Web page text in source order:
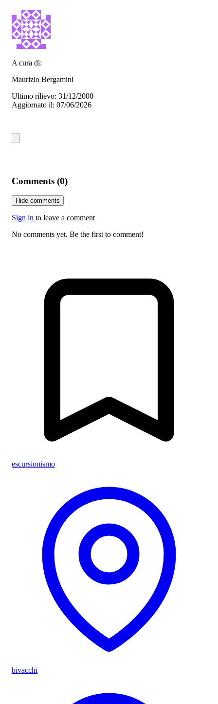
A cura di:
Maurizio Bergamini
Ultimo rilievo: 31/12/2000
Aggiornato il: 07/06/2026
Comments (0)
Hide comments
Sign in to leave a comment
No comments yet. Be the first to comment!
escursionismo
bivacchi